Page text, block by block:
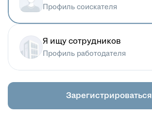
Профиль соискателя
Я ищу сотрудников
Профиль работодателя
Зарегистрироваться